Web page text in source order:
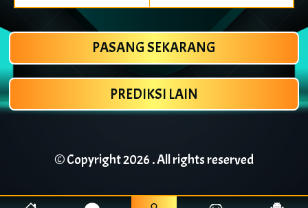
PASANG SEKARANG
PREDIKSI LAIN
© Copyright2026 . All rights reserved